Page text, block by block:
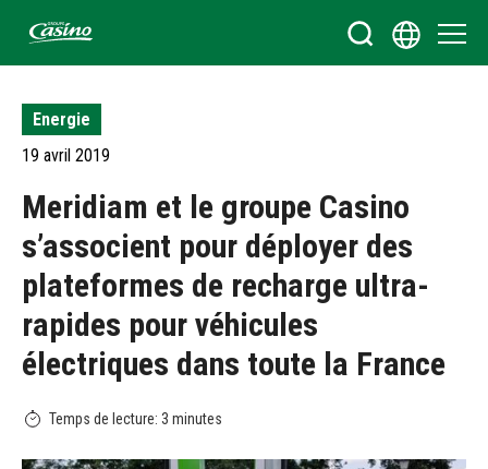
Bienvenue sur le site du Groupe Casino
Energie
19 avril 2019
Meridiam et le groupe Casino
s’associent pour déployer des
plateformes de recharge ultra-
rapides pour véhicules
électriques dans toute la France